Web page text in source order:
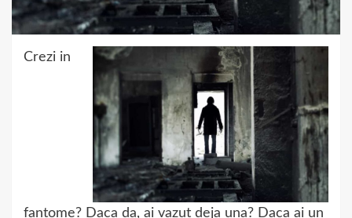
Crezi in
fantome? Daca da, ai vazut deja una? Daca ai un